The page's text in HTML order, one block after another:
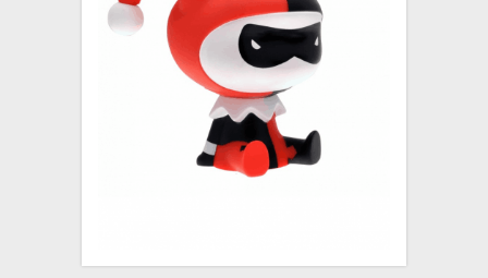
XZONE CLUB